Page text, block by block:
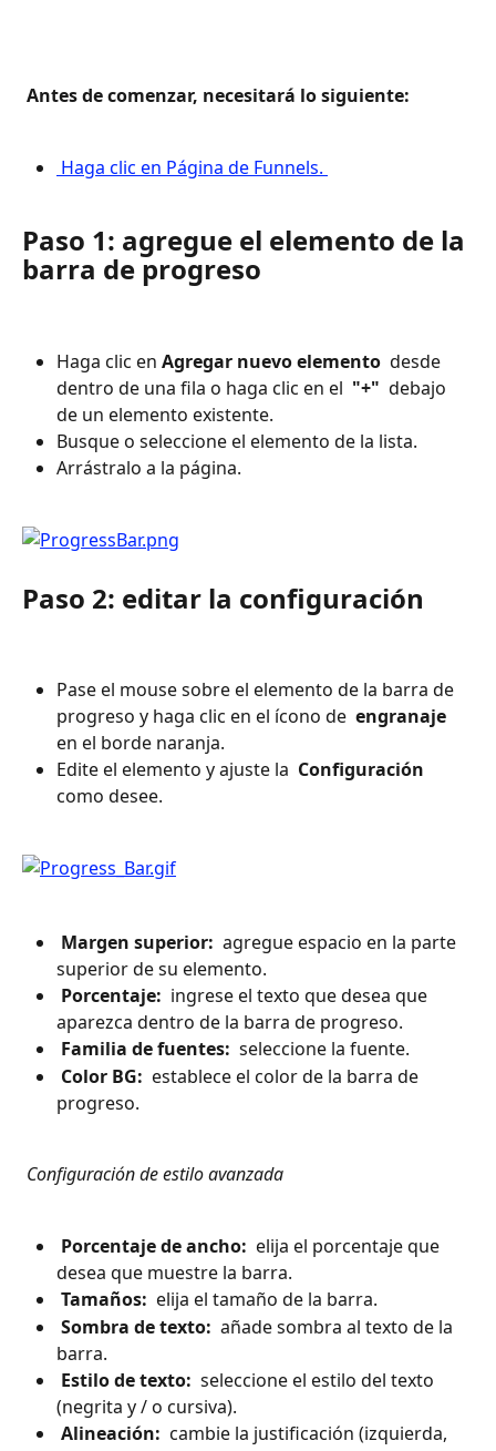
Antes de comenzar, necesitará lo siguiente:
Haga clic en Página de Funnels.
Paso 1: agregue el elemento de la
barra de progreso
Haga clic en Agregar nuevo elemento desde
dentro de una fila o haga clic en el "+" debajo
de un elemento existente.
Busque o seleccione el elemento de la lista.
Arrástralo a la página.
Paso 2: editar la configuración
Pase el mouse sobre el elemento de la barra de
progreso y haga clic en el ícono de engranaje
en el borde naranja.
Edite el elemento y ajuste la Configuración
como desee.
Margen superior: agregue espacio en la parte
superior de su elemento.
Porcentaje: ingrese el texto que desea que
aparezca dentro de la barra de progreso.
Familia de fuentes: seleccione la fuente.
Color BG: establece el color de la barra de
progreso.
Configuración de estilo avanzada
Porcentaje de ancho: elija el porcentaje que
desea que muestre la barra.
Tamaños: elija el tamaño de la barra.
Sombra de texto: añade sombra al texto de la
barra.
Estilo de texto: seleccione el estilo del texto
(negrita y / o cursiva).
Alineación: cambie la justificación (izquierda,